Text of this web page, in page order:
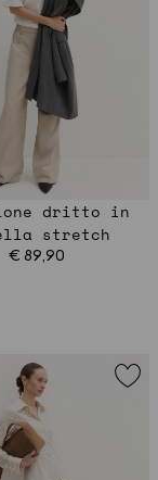
dritto in
stretch
€ 89,90